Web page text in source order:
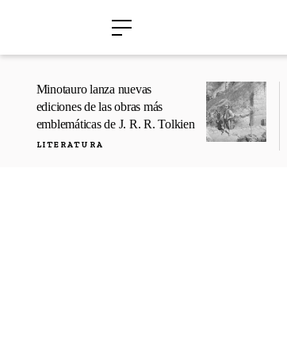
Minotauro lanza nuevas
ediciones de las obras más
emblemáticas de J. R. R. Tolkien
LITERATURA
›